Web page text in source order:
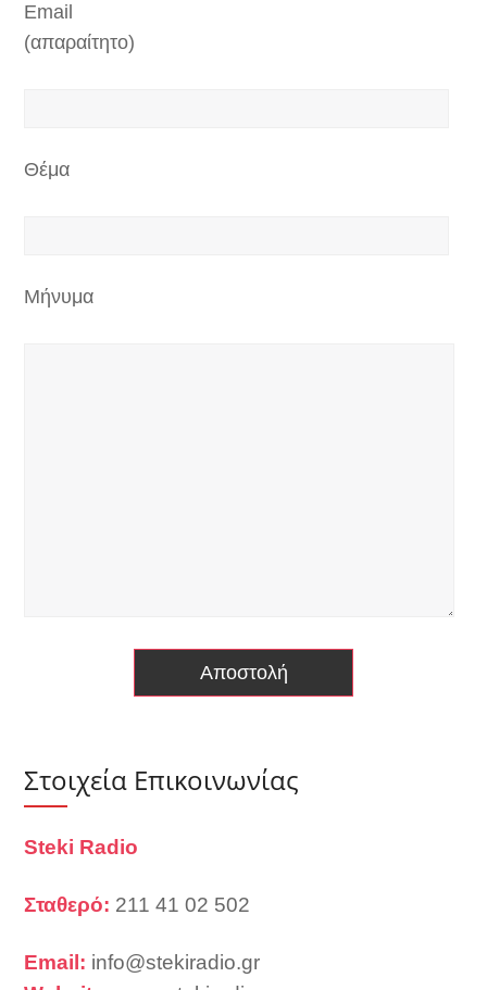
Email
(απαραίτητο)
Θέμα
Μήνυμα
Στοιχεία Επικοινωνίας
Steki Radio
Σταθερό: 211 41 02 502
Email: info@stekiradio.gr